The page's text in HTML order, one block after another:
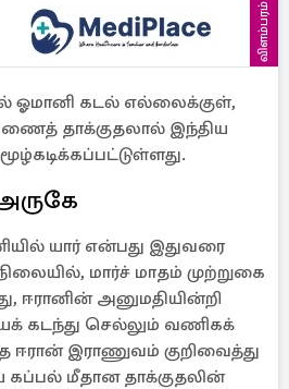
விளம்பரம்
ஓமானி கடல் எல்லைக்குள்,
தாக்குதலால் இந்திய
யார் என்பது இதுவரை
மார்ச் மாதம் முற்றுகை
ஈரானின் அனுமதியின்றி
கடந்து செல்லும் வணிகக்
இராணுவம் குறிவைத்து
கப்பல் மீதான தாக்குதலின்